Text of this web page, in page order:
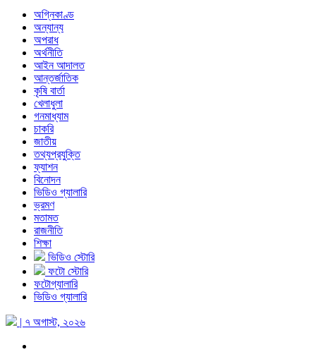
অগ্নিকাণ্ড
অন্যান্য
অপরাধ
অর্থনীতি
আইন আদালত
আন্তর্জাতিক
কৃষি বার্তা
খেলাধুলা
গনমাধ্যাম
চাকরি
জাতীয়
তথ্যপ্রযুক্তি
ফ্যাশন
বিনোদন
ভিডিও গ্যালারি
ভ্রমণ
মতামত
রাজনীতি
শিক্ষা
ভিডিও স্টোরি
ফটো স্টোরি
ফটোগ্যালারি
ভিডিও গ্যালারি
| ৭ অগাস্ট, ২০২৬